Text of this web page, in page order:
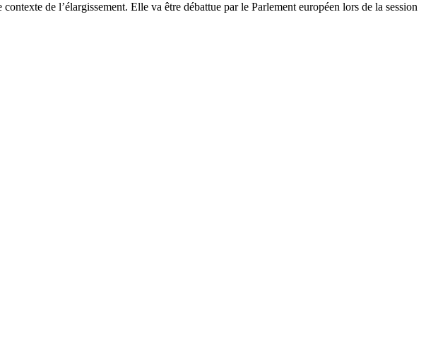
de l’élargissement. Elle va être débattue par le Parlement européen lors de la session